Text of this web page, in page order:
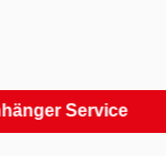
Service